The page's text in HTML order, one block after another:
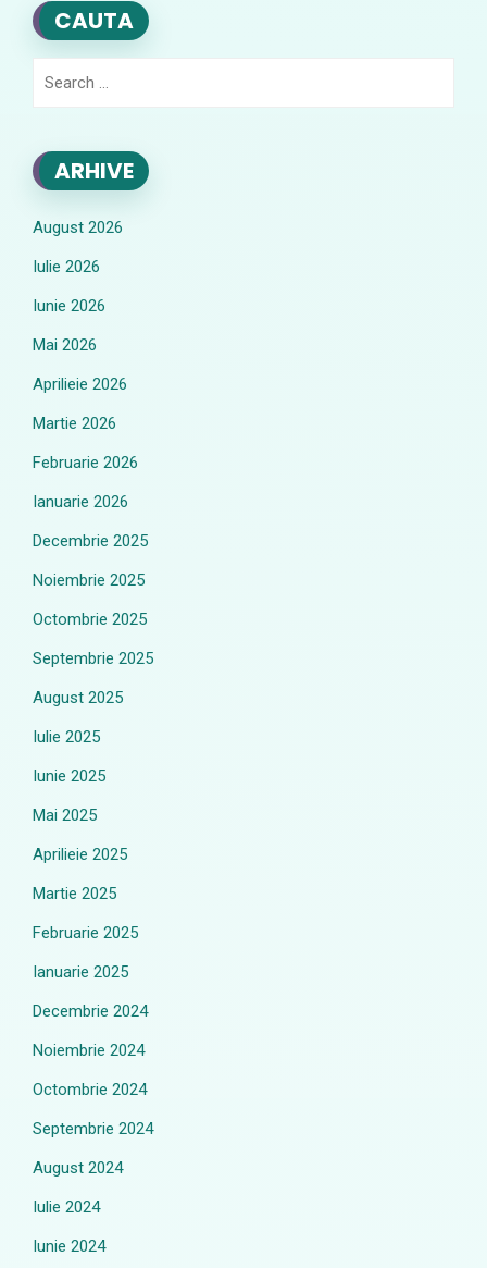
CAUTA
ARHIVE
August 2026
Iulie 2026
Iunie 2026
Mai 2026
Aprilieie 2026
Martie 2026
Februarie 2026
Ianuarie 2026
Decembrie 2025
Noiembrie 2025
Octombrie 2025
Septembrie 2025
August 2025
Iulie 2025
Iunie 2025
Mai 2025
Aprilieie 2025
Martie 2025
Februarie 2025
Ianuarie 2025
Decembrie 2024
Noiembrie 2024
Octombrie 2024
Septembrie 2024
August 2024
Iulie 2024
Iunie 2024